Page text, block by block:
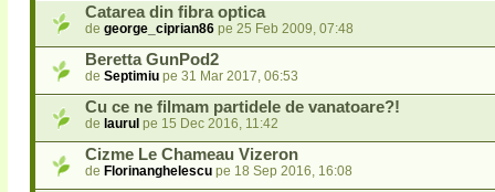
Catarea din fibra optica
de george_ciprian86 pe 25 Feb 2009, 07:48
Beretta GunPod2
de Septimiu pe 31 Mar 2017, 06:53
Cu ce ne filmam partidele de vanatoare?!
de laurul pe 15 Dec 2016, 11:42
Cizme Le Chameau Vizeron
de Florinanghelescu pe 18 Sep 2016, 16:08